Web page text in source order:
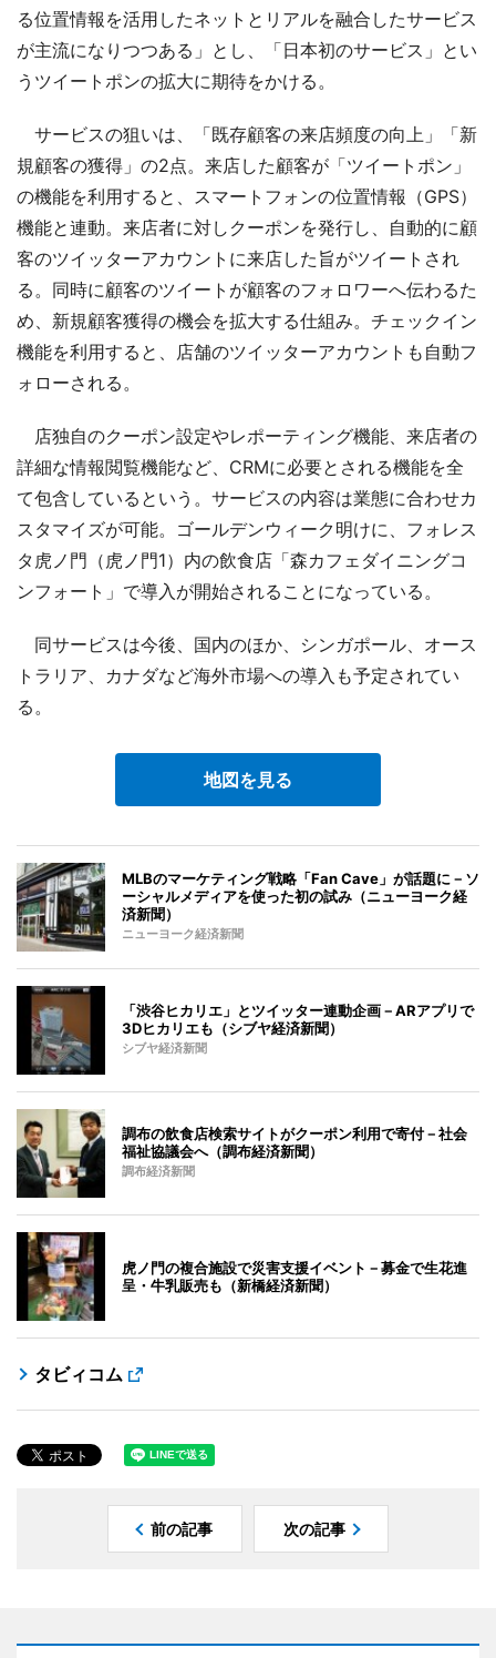
る位置情報を活用したネットとリアルを融合したサービス
が主流になりつつある」とし、「日本初のサービス」とい
うツイートポンの拡大に期待をかける。
サービスの狙いは、「既存顧客の来店頻度の向上」「新
規顧客の獲得」の2点。来店した顧客が「ツイートポン」
の機能を利用すると、スマートフォンの位置情報（GPS）
機能と連動。来店者に対しクーポンを発行し、自動的に顧
客のツイッターアカウントに来店した旨がツイートされ
る。同時に顧客のツイートが顧客のフォロワーへ伝わるた
め、新規顧客獲得の機会を拡大する仕組み。チェックイン
機能を利用すると、店舗のツイッターアカウントも自動フ
ォローされる。
店独自のクーポン設定やレポーティング機能、来店者の
詳細な情報閲覧機能など、CRMに必要とされる機能を全
て包含しているという。サービスの内容は業態に合わせカ
スタマイズが可能。ゴールデンウィーク明けに、フォレス
タ虎ノ門（虎ノ門1）内の飲食店「森カフェダイニングコ
ンフォート」で導入が開始されることになっている。
同サービスは今後、国内のほか、シンガポール、オース
トラリア、カナダなど海外市場への導入も予定されてい
る。
地図を見る
MLBのマーケティング戦略「Fan Cave」が話題に－ソ
ーシャルメディアを使った初の試み（ニューヨーク経
済新聞）
ニューヨーク経済新聞
「渋谷ヒカリエ」とツイッター連動企画－ARアプリで
3Dヒカリエも（シブヤ経済新聞）
シブヤ経済新聞
調布の飲食店検索サイトがクーポン利用で寄付－社会
福祉協議会へ（調布経済新聞）
調布経済新聞
虎ノ門の複合施設で災害支援イベント－募金で生花進
呈・牛乳販売も（新橋経済新聞）
タビィコム
前の記事 次の記事